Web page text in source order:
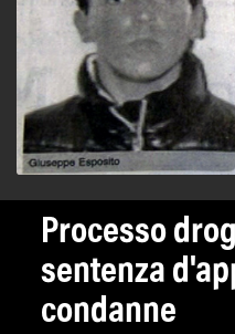
Processo
sentenza
condanne